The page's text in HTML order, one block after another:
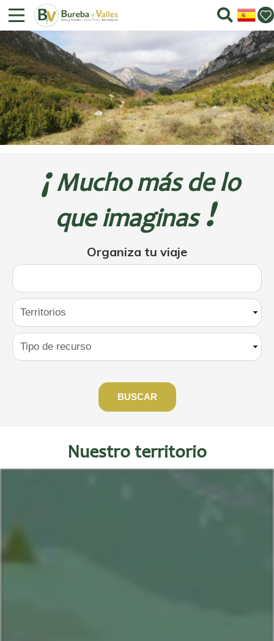
¡ Mucho más de lo
que imaginas !
Organiza tu viaje
Nuestro territorio